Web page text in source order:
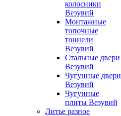
колосники
Везувий
Монтажные
топочные
тоннели
Везувий
Стальные двери
Везувий
Чугунные двери
Везувий
Чугунные
плиты Везувий
Литье разное